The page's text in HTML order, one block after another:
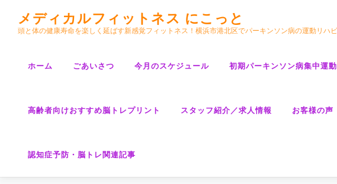
メディカルフィットネス にこっと
頭と体の健康寿命を楽しく延ばす新感覚フィットネス！横浜市港北区でパーキンソン病の運動リハ
ホーム ごあいさつ 今月のスケジュール 初期パーキンソン病集中運
高齢者向けおすすめ脳トレプリント スタッフ紹介／求人情報 お客様の声
認知症予防・脳トレ関連記事